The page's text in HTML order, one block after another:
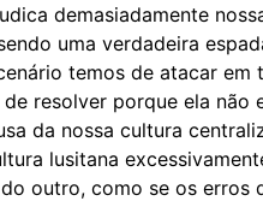
demasiadamente
uma verdadeira
temos de atacar em
resolver porque ela não
da nossa cultura
lusitana
outro, como se os erros